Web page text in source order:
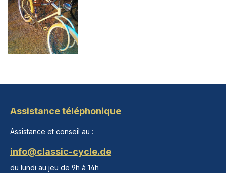
Assistance téléphonique
Assistance et conseil au :
info@classic-cycle.de
du lundi au jeu de 9h à 14h